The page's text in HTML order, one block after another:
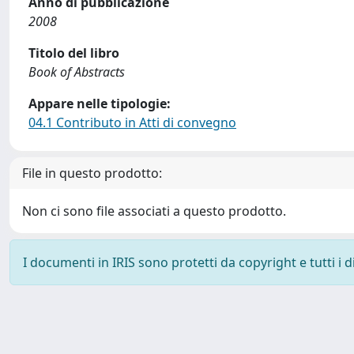
2008
Titolo del libro
Book of Abstracts
Appare nelle tipologie:
04.1 Contributo in Atti di convegno
File in questo prodotto:
Non ci sono file associati a questo prodotto.
I documenti in IRIS sono protetti da copyright e tutti i